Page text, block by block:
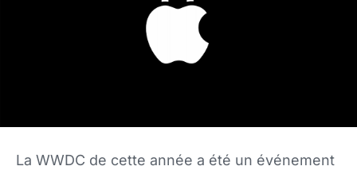
La WWDC de cette année a été un événement